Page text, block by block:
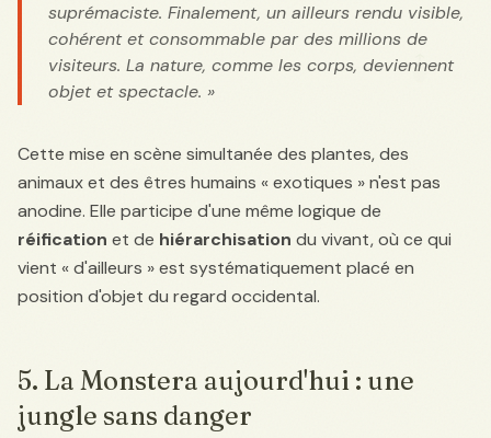
suprémaciste. Finalement, un ailleurs rendu visible,
cohérent et consommable par des millions de
visiteurs. La nature, comme les corps, deviennent
objet et spectacle. »
Cette mise en scène simultanée des plantes, des
animaux et des êtres humains « exotiques » n'est pas
anodine. Elle participe d'une même logique de
réification et de hiérarchisation du vivant, où ce qui
vient « d'ailleurs » est systématiquement placé en
position d'objet du regard occidental.
5. La Monstera aujourd'hui : une
jungle sans danger